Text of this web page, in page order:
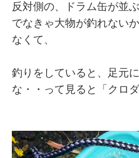
反対側の、ドラム缶が並
でなきゃ大物が釣れない
なくて、
釣りをしていると、足元
な・・って見ると「クロ